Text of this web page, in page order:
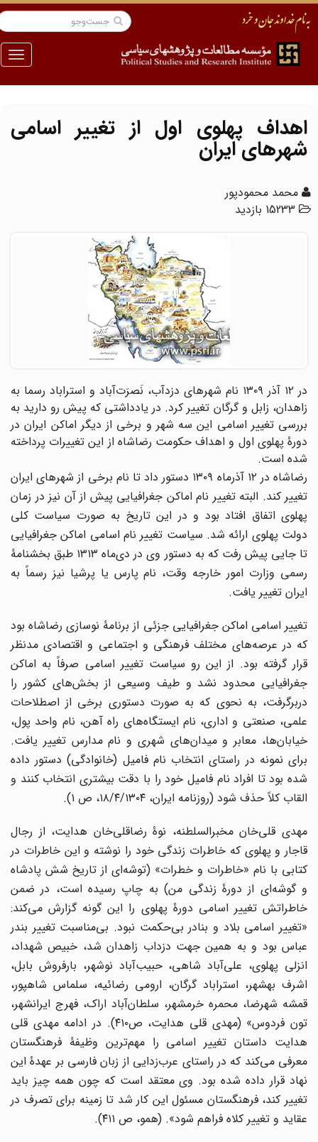
منو
اهداف پهلوی اول از تغییر اسامی
شهرهای ایران
محمد محمودپور
15233 بازدید
در ۱۲ آذر ۱۳۰۹ نام شهرهای دزدآب، نَصرَت‌آباد و استراباد رسما به
زاهدان، زابل و گرگان تغییر کرد. در یادداشتی که پیش رو دارید به
بررسی تغییر اسامی این سه شهر و برخی از دیگر اماکن ایران در
دورۀ پهلوی اول و اهداف حکومت رضاشاه از این تغییرات پرداخته
شده است.
رضاشاه در ۱۲ آذرماه ۱۳۰۹ دستور داد تا نام برخی از شهرهای ایران
تغییر کند. البته تغییر نام اماکن جغرافیایی پیش از آن نیز در زمان
پهلوی اتفاق افتاد بود و در این تاریخ به صورت سیاست کلی
دولت پهلوی ارائه شد. سیاست تغییر نام اسامی اماکن جغرافیایی
تا جایی پیش رفت که به دستور وی در دی‌ماه ۱۳۱۳ طبق بخشنامۀ
رسمی وزارت امور خارجه وقت، نام پارس یا پرشیا نیز رسماً به
ایران تغییر یافت.
تغییر اسامی اماکن جغرافیایی جزئی از برنامۀ نوسازی رضاشاه بود
که در عرصه‌های مختلف فرهنگی و اجتماعی و اقتصادی مدنظر
قرار گرفته بود. از این رو سیاست تغییر اسامی صرفاً به اماکن
جغرافیایی محدود نشد و طیف وسیعی از بخش‌های کشور را
دربرگرفت، به نحوی که به صورت دستوری برخی از اصطلاحات
علمی، صنعتی و اداری، نام ایستگاه‌های راه آهن، نام واحد پول،
خیابان‌ها، معابر و میدان‌های شهری و نام مدارس تغییر یافت.
برای نمونه در راستای انتخاب نام فامیل (خانوادگی) دستور داده
شده بود تا افراد نام فامیل خود را با دقت بیشتری انتخاب کنند و
القاب کلاً حذف شود (روزنامه ایران، ۱۸/۴/۱۳۰۴، ص ۱).
مهدی قلی‌خان مخبرالسلطنه، نوۀ رضاقلی‌خان هدایت، از رجال
قاجار و پهلوی که خاطرات زندگی خود را نوشته و این خاطرات در
کتابی با نام «خاطرات و خطرات» (توشه‌ای از تاریخ شش پادشاه
و گوشه‌ای از دورۀ زندگی من) به چاپ رسیده است، در ضمن
خاطراتش تغییر اسامی دورۀ پهلوی را این گونه گزارش می‌کند:
«تغییر اسامی بلاد و بنادر بی‌حکمت نبود. بی‌مناسبت تغییر بندر
عباس بود و به همین جهت دزداب زاهدان شد، خبیص شهداد،
انزلی پهلوی، علی‌آباد شاهی، حبیب‌آباد نوشهر، بارفروش بابل،
اشرف بهشهر، استراباد گرگان، ارومی رضائیه، سلماس شاهپور،
قمشه شهرضا، محمره خرمشهر، سلطان‌آباد اراک، فهرج ایرانشهر،
تون فردوس» (مهدی قلی هدایت، ص۴۱۰). در ادامه مهدی قلی
هدایت داستان تغییر اسامی را مهم‌ترین وظیفۀ فرهنگستان
معرفی می‌کند که در راستای عرب‌زدایی از زبان فارسی بر عهدۀ این
نهاد قرار داده شده بود. وی معتقد است که چون همه چیز باید
تغییر کند، فرهنگستان مسئول این کار شد تا زمینه برای تصرف در
عقاید و تغییر کلاه فراهم شود». (همو، ص ۴۱۱).